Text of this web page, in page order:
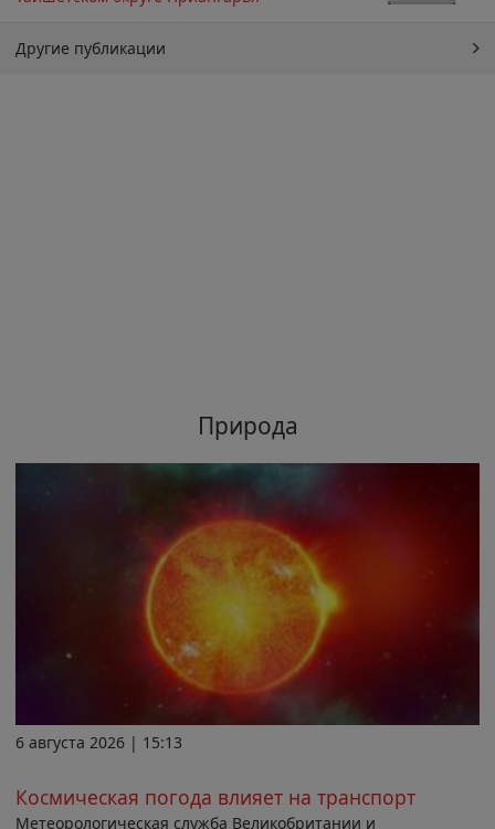
Другие публикации
Природа
6 августа 2026 | 15:13
Космическая погода влияет на транспорт
Метеорологическая служба Великобритании и